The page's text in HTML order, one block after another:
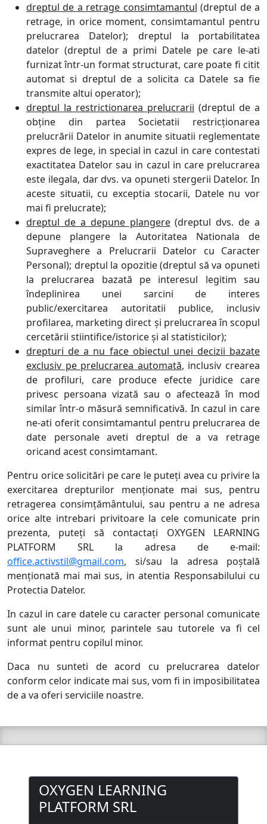
dreptul de a retrage consimtamantul (dreptul de a
retrage, in orice moment, consimtamantul pentru
prelucrarea Datelor); dreptul la portabilitatea
datelor (dreptul de a primi Datele pe care le-ati
furnizat într-un format structurat, care poate fi citit
automat si dreptul de a solicita ca Datele sa fie
transmite altui operator);
dreptul la restrictionarea prelucrarii (dreptul de a
obține din partea Societatii restricționarea
prelucrării Datelor in anumite situatii reglementate
expres de lege, in special in cazul in care contestati
exactitatea Datelor sau in cazul in care prelucrarea
este ilegala, dar dvs. va opuneti stergerii Datelor. In
aceste situatii, cu exceptia stocarii, Datele nu vor
mai fi prelucrate);
dreptul de a depune plangere(dreptul dvs. de a
depune plangere la Autoritatea Nationala de
Supraveghere a Prelucrarii Datelor cu Caracter
Personal); dreptul la opozitie (dreptul să va opuneti
la prelucrarea bazată pe interesul legitim sau
îndeplinirea unei sarcini de interes
public/exercitarea autoritatii publice, inclusiv
profilarea, marketing direct și prelucrarea în scopul
cercetării stiintifice/istorice și al statisticilor);
drepturi de a nu face obiectul unei decizii bazate
exclusiv pe prelucrarea automată, inclusiv crearea
de profiluri, care produce efecte juridice care
privesc persoana vizată sau o afectează în mod
similar într-o măsură semnificativă. In cazul in care
ne-ati oferit consimtamantul pentru prelucrarea de
date personale aveti dreptul de a va retrage
oricand acest consimtamant.
Pentru orice solicitări pe care le puteți avea cu privire la
exercitarea drepturilor menționate mai sus, pentru
retragerea consimțământului, sau pentru a ne adresa
orice alte intrebari privitoare la cele comunicate prin
prezenta, puteți să contactați OXYGEN LEARNING
PLATFORM SRL la adresa de e-mail:
office.activstil@gmail.com, si/sau la adresa poștală
menționată mai mai sus, in atentia Responsabilului cu
Protectia Datelor.
In cazul in care datele cu caracter personal comunicate
sunt ale unui minor, parintele sau tutorele va fi cel
informat pentru copilul minor.
Daca nu sunteti de acord cu prelucrarea datelor
conform celor indicate mai sus, vom fi in imposibilitatea
de a va oferi serviciile noastre.
OXYGEN LEARNING
PLATFORM SRL